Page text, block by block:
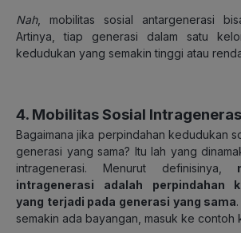
Nah, mobilitas sosial antargenerasi
Artinya, tiap generasi dalam satu
kedudukan yang semakin tinggi atau
4. Mobilitas Sosial
Bagaimana jika perpindahan kedudukan
generasi yang sama? Itu lah yang
intragenerasi. Menurut definisinya,
intragenerasi adalah perpindahan
yang terjadi pada generasi yang sama
semakin ada bayangan, masuk ke contoh